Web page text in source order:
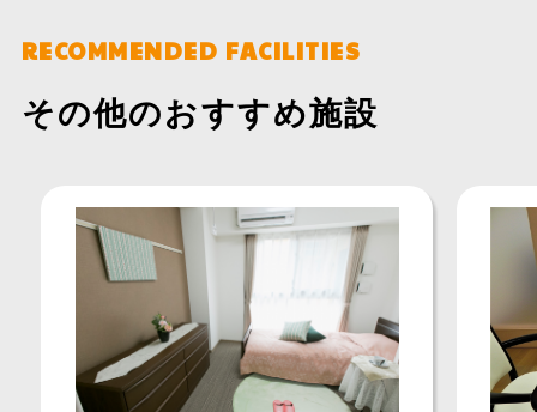
RECOMMENDED FACILITIES
その他のおすすめ施設